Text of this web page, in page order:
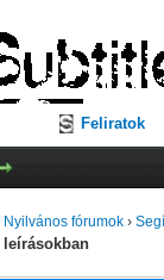
Feliratok
Nyilvános fórumok ›